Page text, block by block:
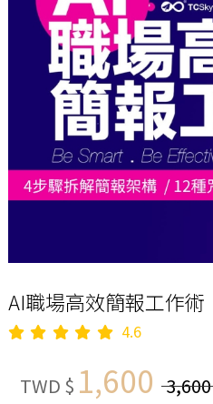
AI職場高效簡報工作術
4.6
TWD $ 1,600 3,600